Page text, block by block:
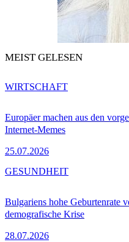
MEIST GELESEN
Europäer machen aus den
Internet-Memes
25.07.2026
WIRTSCHAFT
Bulgariens hohe Geburtenrate
demografische Krise
28.07.2026
GESUNDHEIT